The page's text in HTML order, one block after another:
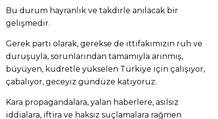
Bu durum hayranlık ve takdirle anılacak bir
gelişmedir.
Gerek parti olarak, gerekse de ittifakımızın ruh ve
duruşuyla, sorunlarından tamamıyla arınmış,
büyüyen, kudretle yükselen Türkiye için çalışıyor,
çabalıyor, geceyiz gündüze katıyoruz.
Kara propagandalara, yalan haberlere, asılsız
iddialara, iftira ve haksız suçlamalara rağmen